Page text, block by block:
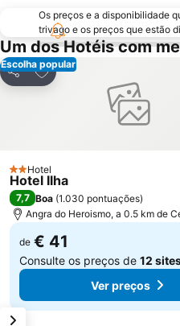
Os preços e a disponibilidade
trivago e os preços que estão
Um dos Hotéis com
Escolha popular
Partilhar
Adicionar aos favoritos
2 Estrelas
Hotel
Hotel Ilha
7,7 Boa (1.030 pontuações)
Angra do Heroismo, a 0.5 km de
de € 41
Consulte os preços de 12
Ver preços